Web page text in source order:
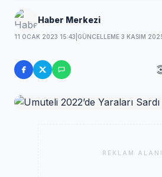
Haber Merkezi
11 OCAK 2023 15:43 GÜNCELLEME 3 KASIM
REKLAM ALANI